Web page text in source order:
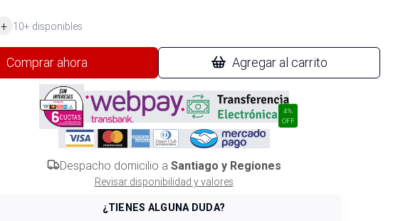
+ 10+ disponibles
Comprar ahora Agregar al carrito
4%
OFF
Despacho domicilio a Santiago y Regiones
Revisar disponibilidad y valores
¿TIENES ALGUNA DUDA?